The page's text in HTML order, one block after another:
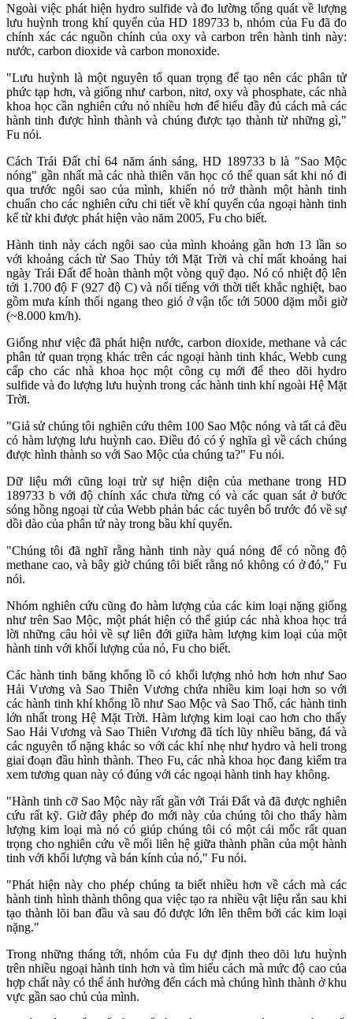
Ngoài việc phát hiện hydro sulfide và đo lường tổng quát về lượng
lưu huỳnh trong khí quyển của HD 189733 b, nhóm của Fu đã đo
chính xác các nguồn chính của oxy và carbon trên hành tinh này:
nước, carbon dioxide và carbon monoxide.
"Lưu huỳnh là một nguyên tố quan trọng để tạo nên các phân tử
phức tạp hơn, và giống như carbon, nitơ, oxy và phosphate, các nhà
khoa học cần nghiên cứu nó nhiều hơn để hiểu đầy đủ cách mà các
hành tinh được hình thành và chúng được tạo thành từ những gì,"
Fu nói.
Cách Trái Đất chỉ 64 năm ánh sáng, HD 189733 b là "Sao Mộc
nóng" gần nhất mà các nhà thiên văn học có thể quan sát khi nó đi
qua trước ngôi sao của mình, khiến nó trở thành một hành tinh
chuẩn cho các nghiên cứu chi tiết về khí quyển của ngoại hành tinh
kể từ khi được phát hiện vào năm 2005, Fu cho biết.
Hành tinh này cách ngôi sao của mình khoảng gần hơn 13 lần so
với khoảng cách từ Sao Thủy tới Mặt Trời và chỉ mất khoảng hai
ngày Trái Đất để hoàn thành một vòng quỹ đạo. Nó có nhiệt độ lên
tới 1.700 độ F (927 độ C) và nổi tiếng với thời tiết khắc nghiệt, bao
gồm mưa kính thổi ngang theo gió ở vận tốc tới 5000 dặm mỗi giờ
(~8.000 km/h).
Giống như việc đã phát hiện nước, carbon dioxide, methane và các
phân tử quan trọng khác trên các ngoại hành tinh khác, Webb cung
cấp cho các nhà khoa học một công cụ mới để theo dõi hydro
sulfide và đo lượng lưu huỳnh trong các hành tinh khí ngoài Hệ Mặt
Trời.
"Giả sử chúng tôi nghiên cứu thêm 100 Sao Mộc nóng và tất cả đều
có hàm lượng lưu huỳnh cao. Điều đó có ý nghĩa gì về cách chúng
được hình thành so với Sao Mộc của chúng ta?" Fu nói.
Dữ liệu mới cũng loại trừ sự hiện diện của methane trong HD
189733 b với độ chính xác chưa từng có và các quan sát ở bước
sóng hồng ngoại từ của Webb phản bác các tuyên bố trước đó về sự
dồi dào của phân tử này trong bầu khí quyển.
"Chúng tôi đã nghĩ rằng hành tinh này quá nóng để có nồng độ
methane cao, và bây giờ chúng tôi biết rằng nó không có ở đó," Fu
nói.
Nhóm nghiên cứu cũng đo hàm lượng của các kim loại nặng giống
như trên Sao Mộc, một phát hiện có thể giúp các nhà khoa học trả
lời những câu hỏi về sự liên đới giữa hàm lượng kim loại của một
hành tinh với khối lượng của nó, Fu cho biết.
Các hành tinh băng khổng lồ có khối lượng nhỏ hơn hơn như Sao
Hải Vương và Sao Thiên Vương chứa nhiều kim loại hơn so với
các hành tinh khí khổng lồ như Sao Mộc và Sao Thổ, các hành tinh
lớn nhất trong Hệ Mặt Trời. Hàm lượng kim loại cao hơn cho thấy
Sao Hải Vương và Sao Thiên Vương đã tích lũy nhiều băng, đá và
các nguyên tố nặng khác so với các khí nhẹ như hydro và heli trong
giai đoạn đầu hình thành. Theo Fu, các nhà khoa học đang kiểm tra
xem tương quan này có đúng với các ngoại hành tinh hay không.
"Hành tinh cỡ Sao Mộc này rất gần với Trái Đất và đã được nghiên
cứu rất kỹ. Giờ đây phép đo mới này của chúng tôi cho thấy hàm
lượng kim loại mà nó có giúp chúng tôi có một cái mốc rất quan
trọng cho nghiên cứu về mối liên hệ giữa thành phần của một hành
tinh với khối lượng và bán kính của nó," Fu nói.
"Phát hiện này cho phép chúng ta biết nhiều hơn về cách mà các
hành tinh hình thành thông qua việc tạo ra nhiều vật liệu rắn sau khi
tạo thành lõi ban đầu và sau đó được lớn lên thêm bởi các kim loại
nặng."
Trong những tháng tới, nhóm của Fu dự định theo dõi lưu huỳnh
trên nhiều ngoại hành tinh hơn và tìm hiểu cách mà mức độ cao của
hợp chất này có thể ảnh hưởng đến cách mà chúng hình thành ở khu
vực gần sao chủ của mình.